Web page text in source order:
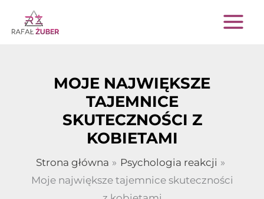
Przejdź
do
MOJE NAJWIĘKSZE
TAJEMNICE
SKUTECZNOŚCI Z
KOBIETAMI
Strona główna
Psychologia reakcji
Moje największe tajemnice skuteczności